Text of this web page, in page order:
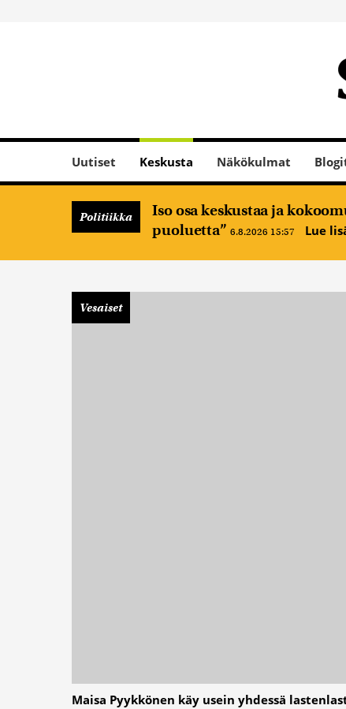
Uutiset Keskusta Näkökulmat
Politiikka
Iso osa keskustaa ja
puoluetta” 6.8.2026 15:57 Lue
Vesaiset
Maisa Pyykkönen käy usein yhdessä